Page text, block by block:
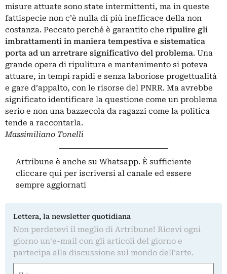
misure attuate sono state intermittenti, ma in queste
fattispecie non c’è nulla di più inefficace della non
costanza. Peccato perché è garantito che ripulire gli
imbrattamenti in maniera tempestiva e sistematica
porta ad un arretrare significativo del problema. Una
grande opera di ripulitura e mantenimento si poteva
attuare, in tempi rapidi e senza laboriose progettualità
e gare d’appalto, con le risorse del PNRR. Ma avrebbe
significato identificare la questione come un problema
serio e non una bazzecola da ragazzi come la politica
tende a raccontarla.
Massimiliano Tonelli
Artribune è anche su Whatsapp. È sufficiente
cliccare qui per iscriversi al canale ed essere
sempre aggiornati
Lettera, la newsletter quotidiana
Non perdetevi il meglio di Artribune! Ricevi ogni
giorno un'e-mail con gli articoli del giorno e
partecipa alla discussione sul mondo dell'arte.